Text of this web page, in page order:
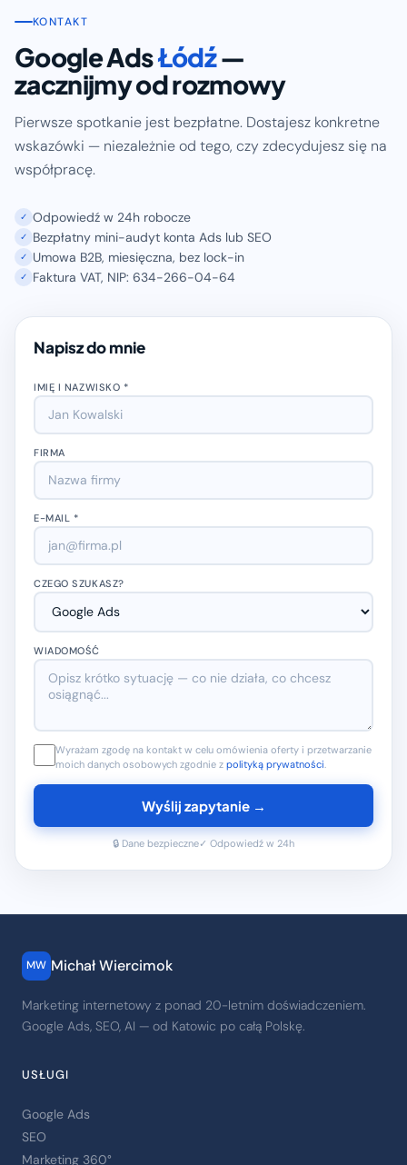
KONTAKT
Google AdsŁódź—
zacznijmy od rozmowy
Pierwsze spotkanie jest bezpłatne. Dostajesz konkretne
wskazówki — niezależnie od tego, czy zdecydujesz się na
współpracę.
✓ Odpowiedź w 24h robocze
✓ Bezpłatny mini-audyt konta Ads lub SEO
✓ Umowa B2B, miesięczna, bez lock-in
✓ Faktura VAT, NIP: 634-266-04-64
Napisz do mnie
IMIĘ I NAZWISKO *
FIRMA
E-MAIL *
CZEGO SZUKASZ?
WIADOMOŚĆ
Wyrażam zgodę na kontakt w celu omówienia oferty i przetwarzanie
moich danych osobowych zgodnie z polityką prywatności
Wyślij zapytanie →
🔒 Dane bezpieczne✓ Odpowiedź w 24h
MW Michał Wiercimok
Marketing internetowy z ponad 20-letnim doświadczeniem.
Google Ads, SEO, AI — od Katowic po całą Polskę.
USŁUGI
Google Ads
SEO
Marketing 360°